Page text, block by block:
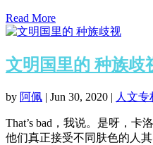
Read More
文明国里的 种族歧
by 阿佩 | Jun 30, 2020 | 人文专
That’s bad，我说。是呀，卡
他们真正接受不同肤色的人